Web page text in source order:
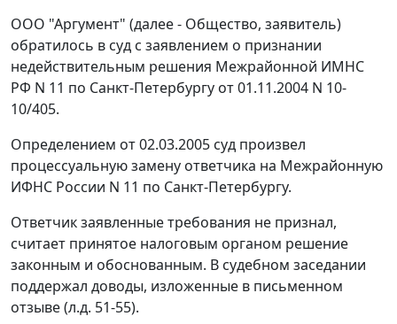
ООО "Аргумент" (далее - Общество, заявитель)
обратилось в суд с заявлением о признании
недействительным решения Межрайонной ИМНС
РФ N 11 по Санкт-Петербургу от 01.11.2004 N 10-
10/405.
Определением от 02.03.2005 суд произвел
процессуальную замену ответчика на Межрайонную
ИФНС России N 11 по Санкт-Петербургу.
Ответчик заявленные требования не признал,
считает принятое налоговым органом решение
законным и обоснованным. В судебном заседании
поддержал доводы, изложенные в письменном
отзыве (л.д. 51-55).